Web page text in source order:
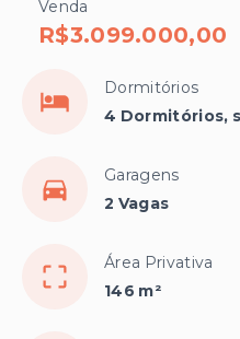
Venda
R$3.099.000,00
Dormitórios
4 Dormitórios,
Garagens
2 Vagas
Área Privativa
146 m²